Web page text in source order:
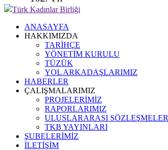
Türk Kadınlar Birliği
ANASAYFA
HAKKIMIZDA
TARİHÇE
YÖNETİM KURULU
TÜZÜK
YOL ARKADAŞLARIMIZ
HABERLER
ÇALIŞMALARIMIZ
PROJELERİMİZ
RAPORLARIMIZ
ULUSLARARASI SÖZLEŞMELER
TKB YAYINLARI
ŞUBELERİMİZ
İLETİŞİM